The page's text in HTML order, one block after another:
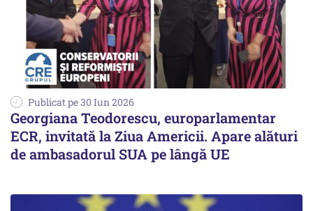
Publicat pe 30 Iun 2026
Georgiana Teodorescu, europarlamentar
ECR, invitată la Ziua Americii. Apare alături
de ambasadorul SUA pe lângă UE